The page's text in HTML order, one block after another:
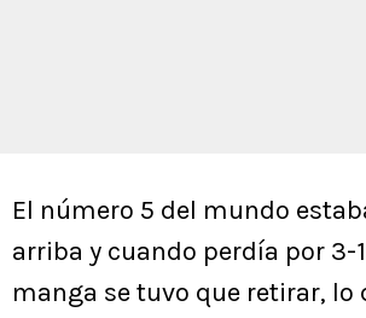
El número 5 del mundo
arriba y cuando perdía por 3-
manga se tuvo que retirar, lo